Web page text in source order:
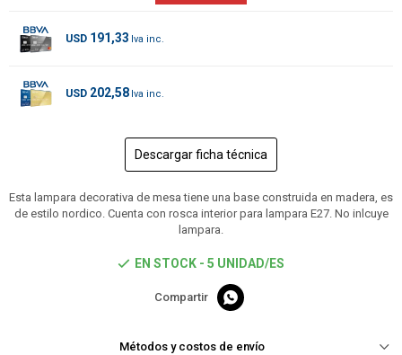
USD 191,33
USD 202,58
Descargar ficha técnica
Esta lampara decorativa de mesa tiene una base construida en madera, es
de estilo nordico. Cuenta con rosca interior para lampara E27. No inlcuye
lampara.
EN STOCK - 5 UNIDAD/ES

Métodos y costos de envío